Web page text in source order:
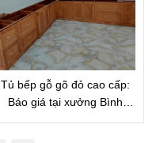
Tủ bếp gỗ gõ đỏ cao cấp:
Báo giá tại xưởng Bình